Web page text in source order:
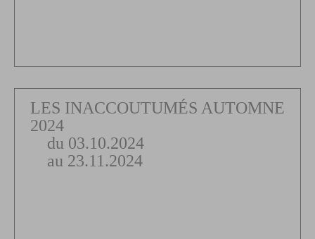
LES INACCOUTUMÉS AUTOMNE
2024
du 03.10.2024
au 23.11.2024